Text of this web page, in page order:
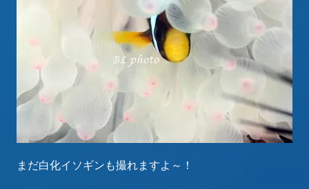
まだ白化イソギンも撮れますよ～！